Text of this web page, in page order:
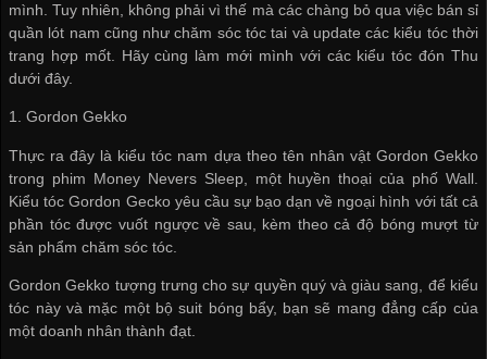
mình. Tuy nhiên, không phải vì thế mà các chàng bỏ qua việc bán sỉ
quần lót nam cũng như chăm sóc tóc tai và update các kiểu tóc thời
trang hợp mốt. Hãy cùng làm mới mình với các kiểu tóc đón Thu
dưới đây.
1. Gordon Gekko
Thực ra đây là kiểu tóc nam dựa theo tên nhân vật Gordon Gekko
trong phim Money Nevers Sleep, một huyền thoại của phố Wall.
Kiểu tóc Gordon Gecko yêu cầu sự bạo dạn về ngoại hình với tất cả
phần tóc được vuốt ngược về sau, kèm theo cả độ bóng mượt từ
sản phẩm chăm sóc tóc.
Gordon Gekko tượng trưng cho sự quyền quý và giàu sang, để kiểu
tóc này và mặc một bộ suit bóng bẩy, bạn sẽ mang đẳng cấp của
một doanh nhân thành đạt.